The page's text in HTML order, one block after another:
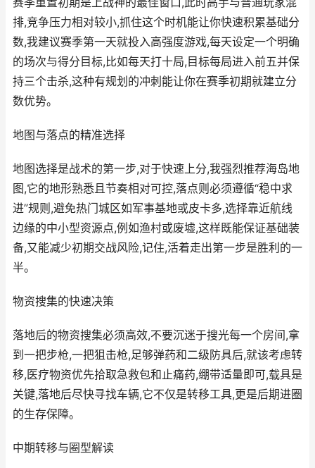
排,竞争压力相对较小,抓住这个时机能让你快速积累基础分
数,我建议赛季第一天就投入高强度游戏,每天设定一个明确
的场次与得分目标,比如每天打十局,目标每局进入前五并保
持三个击杀,这种有规划的冲刺能让你在赛季初期就建立分
数优势。
地图与落点的精准选择
地图选择是战术的第一步,对于快速上分,我强烈推荐海岛地
图,它的地形熟悉且节奏相对可控,落点则必须遵循“稳中求
进”规则,避免热门城区如军事基地或皮卡多,选择靠近航线
边缘的中小型资源点,例如渔村或废墟,这样既能保证基础装
备,又能减少初期交战风险,记住,活着走出第一步是胜利的一
半。
物资搜集的快速决策
落地后的物资搜集必须高效,不要沉迷于搜光每一个房间,拿
到一把步枪,一把狙击枪,足够弹药和二级防具后,就该考虑转
移,医疗物资优先拾取急救包和止痛药,绷带适量即可,载具是
关键,落地后尽快寻找车辆,它不仅是转移工具,更是后期进圈
的生存保障。
中期转移与圈型解读